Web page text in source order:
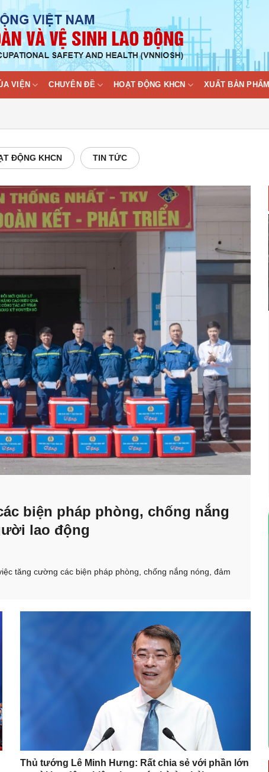
VIỆN CHUYÊN ĐỀ HOẠT ĐỘNG KHCN XUẤT BẢN PHẨM
ĐỘNG KHCN TIN TỨC
biện pháp phòng, chống nắng
lao động
tăng cường các biện pháp phòng, chống nắng nóng, đảm
Thủ tướng Lê Minh Hưng: Rất chia sẻ với phần lớn